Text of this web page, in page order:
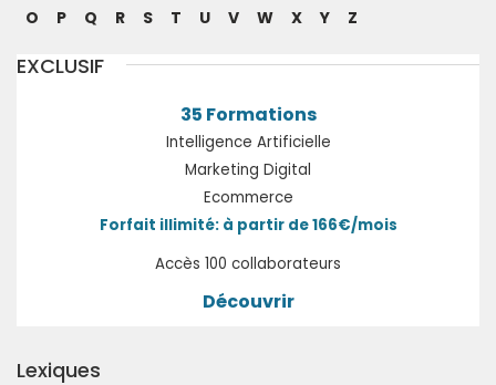
O
P Q R S T U V W X Y Z
EXCLUSIF
35 Formations
Intelligence Artificielle
Marketing Digital
Ecommerce
Forfait illimité: à partir de 166€/mois
Accès 100 collaborateurs
Découvrir
Lexiques